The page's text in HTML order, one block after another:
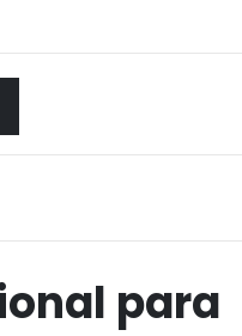
para